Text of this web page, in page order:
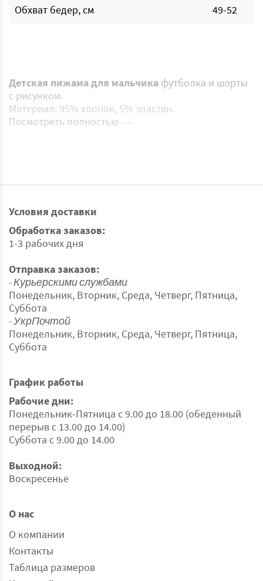
Обхват бедер, см 49-52
Детская пижама для мальчика футболка и шорты
с рисунком.
Материал: 95% хлопок, 5% эластан.
Посмотреть полностью
Условия доставки
Обработка заказов:
1-3 рабочих дня
Отправка заказов:
- Курьерскими службами
Понедельник, Вторник, Среда, Четверг, Пятница,
Суббота
- УкрПочтой
Понедельник, Вторник, Среда, Четверг, Пятница,
Суббота
График работы
Рабочие дни:
Понедельник-Пятница с 9.00 до 18.00 (обеденный
перерыв с 13.00 до 14.00)
Суббота с 9.00 до 14.00
Выходной:
Воскресенье
О нас
О компании
Контакты
Таблица размеров